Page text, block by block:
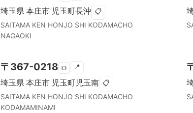
埼玉県 本庄市 児玉町長沖 📋
SAITAMA KEN HONJO SHI KODAMACHO
NAGAOKI
〒 367-0218 ⧉ 📍
埼玉県 本庄市 児玉町児玉南 📋
SAITAMA KEN HONJO SHI KODAMACHO
KODAMAMINAMI